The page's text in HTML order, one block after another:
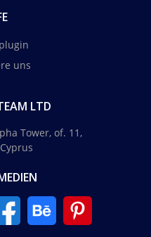
uns
LTD
Tower, of. 11,